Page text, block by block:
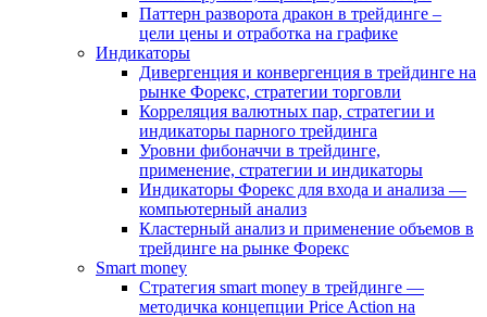
Паттерн разворота дракон в трейдинге –
цели цены и отработка на графике
Индикаторы
Дивергенция и конвергенция в трейдинге на
рынке Форекс, стратегии торговли
Корреляция валютных пар, стратегии и
индикаторы парного трейдинга
Уровни фибоначчи в трейдинге,
применение, стратегии и индикаторы
Индикаторы Форекс для входа и анализа —
компьютерный анализ
Кластерный анализ и применение объемов в
трейдинге на рынке Форекс
Smart money
Стратегия smart money в трейдинге —
методичка концепции Price Action на